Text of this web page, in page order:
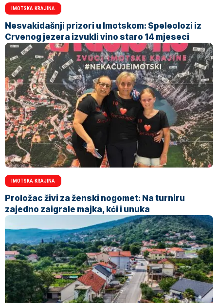
IMOTSKA KRAJINA
Nesvakidašnji prizori u Imotskom: Speleolozi iz
Crvenog jezera izvukli vino staro 14 mjeseci
IMOTSKA KRAJINA
Proložac živi za ženski nogomet: Na turniru
zajedno zaigrale majka, kći i unuka